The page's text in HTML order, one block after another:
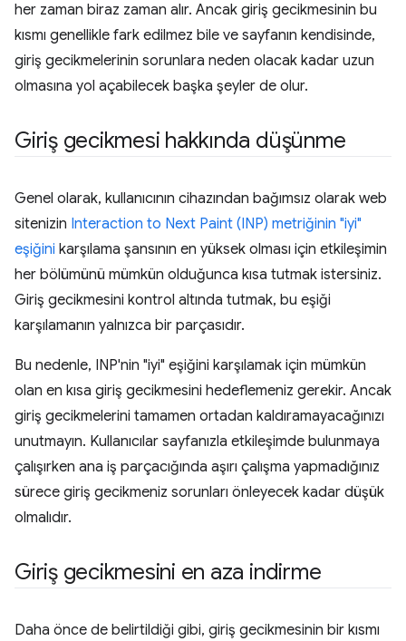
her zaman biraz zaman alır. Ancak giriş gecikmesinin bu
kısmı genellikle fark edilmez bile ve sayfanın kendisinde,
giriş gecikmelerinin sorunlara neden olacak kadar uzun
olmasına yol açabilecek başka şeyler de olur.
Giriş gecikmesi hakkında düşünme
Genel olarak, kullanıcının cihazından bağımsız olarak web
sitenizin Interaction to Next Paint (INP) metriğinin "iyi"
eşiğini karşılama şansının en yüksek olması için etkileşimin
her bölümünü mümkün olduğunca kısa tutmak istersiniz.
Giriş gecikmesini kontrol altında tutmak, bu eşiği
karşılamanın yalnızca bir parçasıdır.
Bu nedenle, INP'nin "iyi" eşiğini karşılamak için mümkün
olan en kısa giriş gecikmesini hedeflemeniz gerekir. Ancak
giriş gecikmelerini tamamen ortadan kaldıramayacağınızı
unutmayın. Kullanıcılar sayfanızla etkileşimde bulunmaya
çalışırken ana iş parçacığında aşırı çalışma yapmadığınız
sürece giriş gecikmeniz sorunları önleyecek kadar düşük
olmalıdır.
Giriş gecikmesini en aza indirme
Daha önce de belirtildiği gibi, giriş gecikmesinin bir kısmı